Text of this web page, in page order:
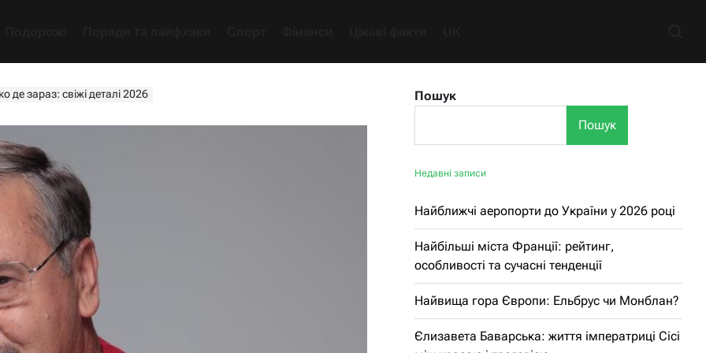
де зараз: свіжі деталі 2026
Пошук
Пошук
Недавні записи
Найближчі аеропорти до України у 2026 році
Найбільші міста Франції: рейтинг,
особливості та сучасні тенденції
Найвища гора Європи: Ельбрус чи Монблан?
Єлизавета Баварська: життя імператриці Сісі